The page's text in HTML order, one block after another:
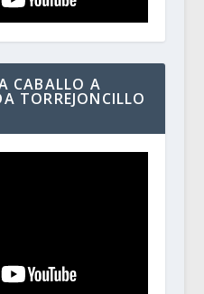
CABALLO A
TORREJONCILLO